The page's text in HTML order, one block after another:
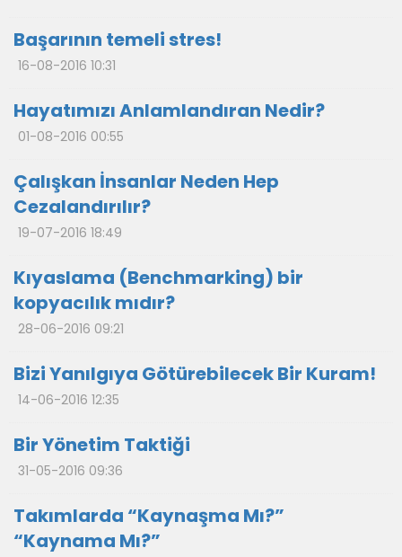
Başarının temeli stres!
16-08-2016 10:31
Hayatımızı Anlamlandıran Nedir?
01-08-2016 00:55
Çalışkan İnsanlar Neden Hep
Cezalandırılır?
19-07-2016 18:49
Kıyaslama (Benchmarking) bir
kopyacılık mıdır?
28-06-2016 09:21
Bizi Yanılgıya Götürebilecek Bir Kuram!
14-06-2016 12:35
Bir Yönetim Taktiği
31-05-2016 09:36
Takımlarda “Kaynaşma Mı?”
“Kaynama Mı?”